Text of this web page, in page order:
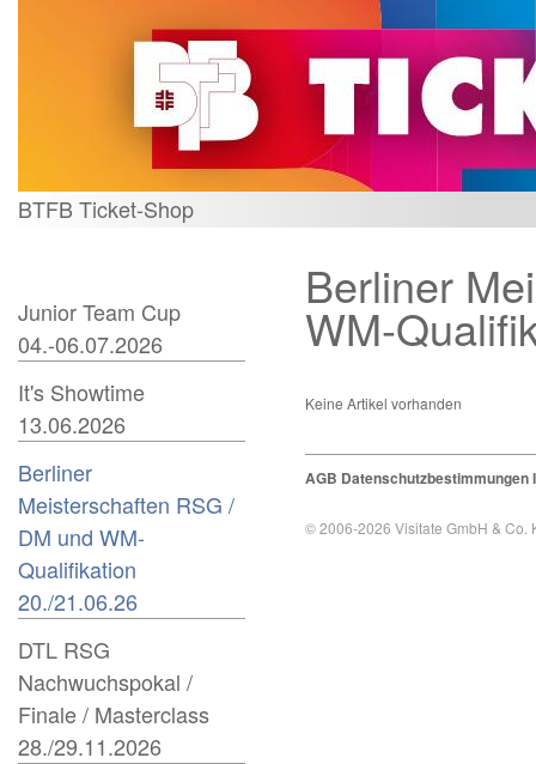
BTFB Ticket-Shop
Junior Team Cup
04.-06.07.2026
It's Showtime
13.06.2026
Berliner
Meisterschaften RSG /
DM und WM-
Qualifikation
20./21.06.26
DTL RSG
Nachwuchspokal /
Finale / Masterclass
28./29.11.2026
Berliner
WM-
Keine Artikel vorhanden
AGB Datenschutzbestimmungen
© 2006-2026 Visitate GmbH & Co.